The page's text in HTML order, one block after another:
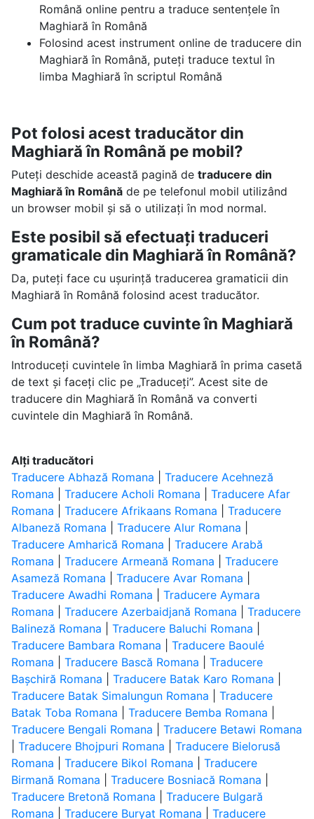
Română online pentru a traduce sentențele în
Maghiară în Română
Folosind acest instrument online de traducere din
Maghiară în Română, puteți traduce textul în
limba Maghiară în scriptul Română
Pot folosi acest traducător din
Maghiară în Română pe mobil?
Puteți deschide această pagină de traducere din
Maghiară în Românăde pe telefonul mobil utilizând
un browser mobil și să o utilizați în mod normal.
Este posibil să efectuați traduceri
gramaticale din Maghiară în Română?
Da, puteți face cu ușurință traducerea gramaticii din
Maghiară în Română folosind acest traducător.
Cum pot traduce cuvinte în Maghiară
în Română?
Introduceți cuvintele în limba Maghiară în prima casetă
de text și faceți clic pe „Traduceți”. Acest site de
traducere din Maghiară în Română va converti
cuvintele din Maghiară în Română.
Alți traducători
Traducere Abhază Romana
Traducere Acehneză
Romana
Traducere Acholi Romana
Traducere Afar
Romana
Traducere Afrikaans Romana
Traducere
Albaneză Romana
Traducere Alur Romana
Traducere Amharică Romana
Traducere Arabă
Romana
Traducere Armeană Romana
Traducere
Asameză Romana
Traducere Avar Romana
Traducere Awadhi Romana
Traducere Aymara
Romana
Traducere Azerbaidjană Romana
Traducere
Balineză Romana
Traducere Baluchi Romana
Traducere Bambara Romana
Traducere Baoulé
Romana
Traducere Bască Romana
Traducere
Bașchiră Romana
Traducere Batak Karo Romana
Traducere Batak Simalungun Romana
Traducere
Batak Toba Romana
Traducere Bemba Romana
Traducere Bengali Romana
Traducere Betawi Romana
Traducere Bhojpuri Romana
Traducere Bielorusă
Romana
Traducere Bikol Romana
Traducere
Birmană Romana
Traducere Bosniacă Romana
Traducere Bretonă Romana
Traducere Bulgară
Romana
Traducere Buryat Romana Traducere